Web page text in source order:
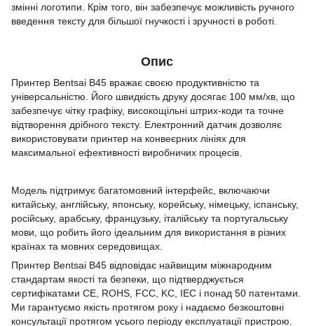
змінні логотипи. Крім того, він забезпечує можливість ручного
введення тексту для більшої гнучкості і зручності в роботі.
Опис
Принтер Bentsai B45 вражає своєю продуктивністю та
універсальністю. Його швидкість друку досягає 100 мм/хв, що
забезпечує чітку графіку, високощільні штрих-коди та точне
відтворення дрібного тексту. Електронний датчик дозволяє
використовувати принтер на конвеєрних лініях для
максимальної ефективності виробничих процесів.
Модель підтримує багатомовний інтерфейс, включаючи
китайську, англійську, японську, корейську, німецьку, іспанську,
російську, арабську, французьку, італійську та португальську
мови, що робить його ідеальним для використання в різних
країнах та мовних середовищах.
Принтер Bentsai B45 відповідає найвищим міжнародним
стандартам якості та безпеки, що підтверджується
сертифікатами CE, ROHS, FCC, KC, IEC і понад 50 патентами.
Ми гарантуємо якість протягом року і надаємо безкоштовні
консультації протягом усього періоду експлуатації пристрою.